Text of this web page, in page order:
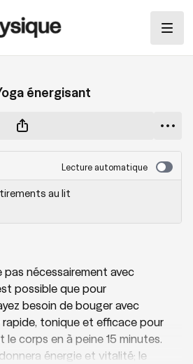
énergisant
Lecture automatique
au lit
pas nécessairement avec
possible que pour
besoin de bouger avec
tonique et efficace pour
corps en à peine 15 minutes.
énergie et vitalité; le